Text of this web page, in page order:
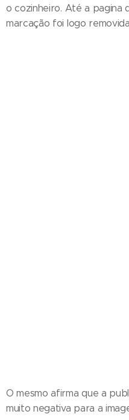
o cozinheiro. Até a pagina
marcação foi logo
O mesmo afirma que a
muito negativa para a